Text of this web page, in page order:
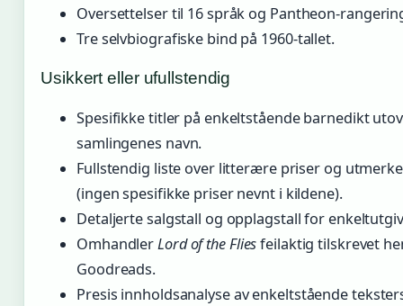
Oversettelser til 16 språk og Pantheon-
Tre selvbiografiske bind på 1960-tallet.
Usikkert eller ufullstendig
Spesifikke titler på enkeltstående barnedikt
samlingenes navn.
Fullstendig liste over litterære priser og
(ingen spesifikke priser nevnt i kildene).
Detaljerte salgstall og opplagstall for
OmhandlerLord of the Fliesfeilaktig tilskrevet
Goodreads.
Presis innholdsanalyse av enkeltstående